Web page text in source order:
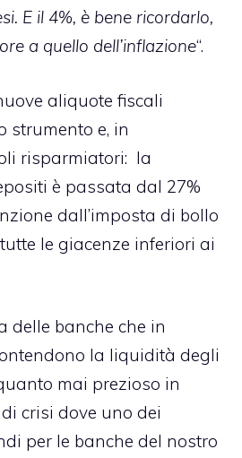
E il 4%, è bene ricordarlo,
a quello dell’inflazione“.
aliquote fiscali
strumento e, in
risparmiatori: la
è passata dal 27%
dall’imposta di bollo
le giacenze inferiori ai
delle banche che in
la liquidità degli
mai prezioso in
crisi dove uno dei
per le banche del nostro